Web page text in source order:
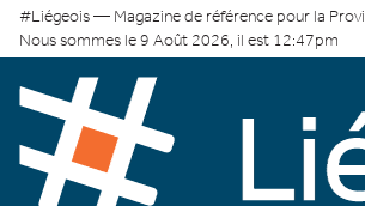
#Liégeois — Magazine de référence pour la
Nous sommes le 9 Août 2026, il est 12:47pm